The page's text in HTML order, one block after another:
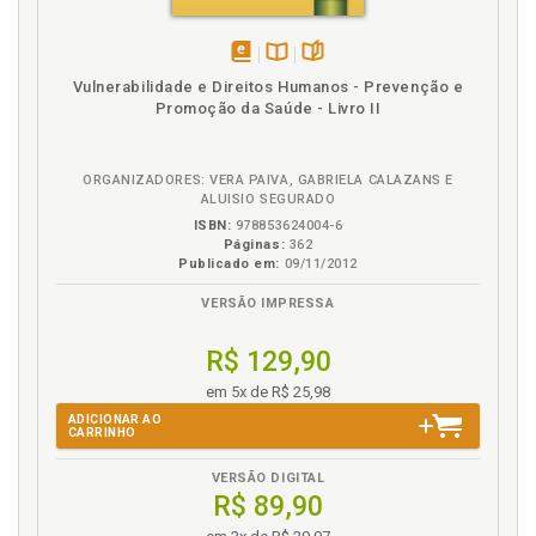
Comportamentos alimentares: restrição, p. 61
Comportamentos alimentares: restrição, p. 197
Composição das refeições, p. 89
Composição das refeições. Almoço, p. 219
Compreensão da Gestalt-Terapia, p. 107
Compulsão. Ciclo vicioso restrição/compulsão, p. 64
Compulsão. Ciclo vicioso restrição/compulsão, p.
Compulsão. Comportamentos alimentares, p. 62
Compulsão. Comportamentos alimentares, p. 199
Condutas para a escuta, transcrição e análise das
entrevistas, p. 156
Considerações finais, p. 171
Consumo. Alimentos que deixaram de ser
em
na
Vulnerabilidade e Direitos Humanos - Prevenção e
Promoção da Saúde - Livro II
ORGANIZADORES: VERA PAIVA, GABRIELA CALAZANS E
ALUISIO SEGURADO
ISBN: 978853624004-6
Páginas: 362
Publicado em: 09/11/2012
VERSÃO IMPRESSA
R$ 129,90
em 5x de R$ 25,98
ADICIONAR AO
CARRINHO
VERSÃO DIGITAL
R$ 89,90